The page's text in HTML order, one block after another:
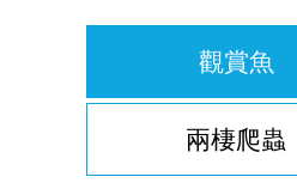
觀賞魚
兩棲爬蟲